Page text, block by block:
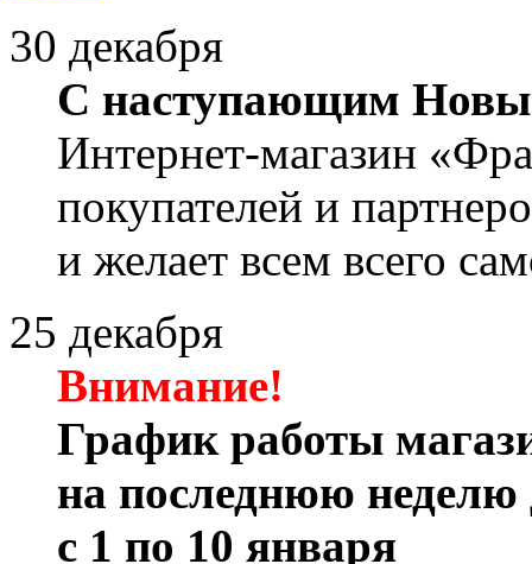
30 декабря
С наступающим
Интернет-магазин
покупателей и
и желает всем всего
25 декабря
Внимание!
График работы
на последнюю неделю
с 1 по 10 января